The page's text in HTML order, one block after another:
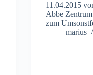
11.04.2015
Abbe
zum
marius